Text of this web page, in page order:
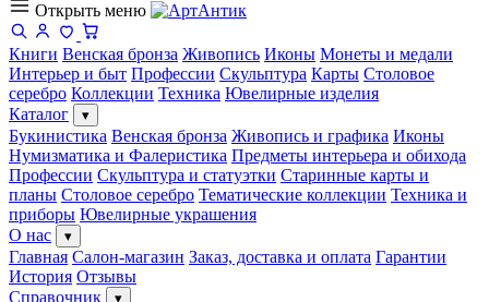
Открыть меню
Книги Венская бронза Живопись Иконы Монеты и медали
Интерьер и быт Профессии Скульптура Карты Столовое
серебро Коллекции Техника Ювелирные изделия
Каталог
▾
Букинистика Венская бронза Живопись и графика Иконы
Нумизматика и Фалеристика Предметы интерьера и обихода
Профессии Скульптура и статуэтки Старинные карты и
планы Столовое серебро Тематические коллекции Техника и
приборы Ювелирные украшения
О нас
▾
Главная Салон-магазин Заказ, доставка и оплата Гарантии
История Отзывы
Справочник
▾